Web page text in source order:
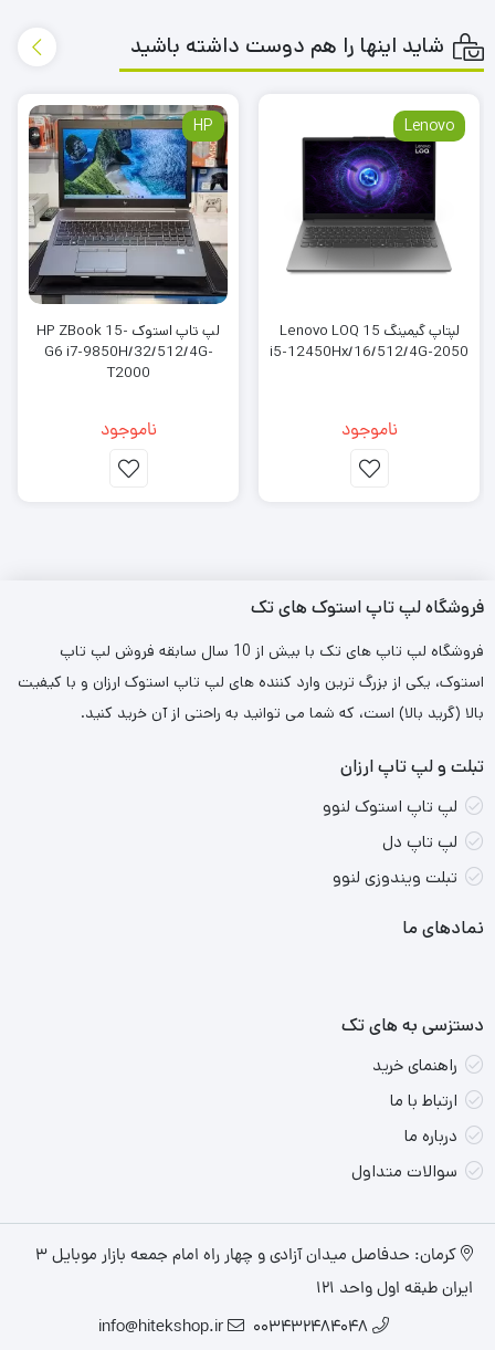
لنوو LOQ 15 با پردازنده Intel Core i5-12450HX، 12 گیگابایت رم
مشخصات فنی:
پردازنده:
حافظه داخلی:
کارت گرافیک: NVIDIA GeForce RTX 3050 6G.
صفحه نمایش:
مات.
این لپ‌تاپ قادر به اجرای بازی‌های مدرن با تنظیمات متوسط تا بالا
است. همچنین، برای کارهای سنگین مثل ویرایش ویدئو و رندرینگ،
عملکرد خوبی دارد.
طراحی:
است (بیش از 2.5 کیلوگرم با شارژر).
شاید اینها را هم دوست داشته باشید
Lenovo
لپتاپ گیمینگ Lenovo LOQ 15
i5-12450Hx/16/512/4G-2050
ناموجود
HP
لپ تاپ استوک HP ZBook 15-
G6 i7-9850H/32/512/4G-
T2000
ناموجود
فروشگاه لپ تاپ استوک های تک
فروشگاه لپ تاپ های تک با بیش از 10 سال سابقه فروش لپ تاپ
استوک، یکی از بزرگ ترین وارد کننده های لپ تاپ استوک ارزان و با کیفیت
بالا (گرید بالا) است، که شما می توانید به راحتی از آن خرید کنید.
تبلت و لپ تاپ ارزان
لپ تاپ استوک لنوو
لپ تاپ دل
تبلت ویندوزی لنوو
نمادهای ما
دستزسی به های تک
راهنمای خرید
ارتباط با ما
درباره ما
سوالات متداول
کرمان: حدفاصل میدان آزادی و چهار راه امام جمعه بازار موبایل ۳
ایران طبقه اول واحد ۱۲۱
003432484048
info@hitekshop.ir